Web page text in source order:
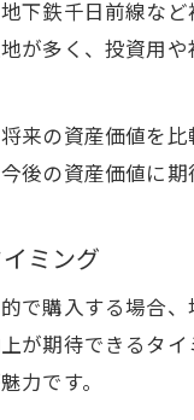
下鉄千日前線な
が多く、投資用
来の資産価値を
後の資産価値に
ミング
で購入する場合
が期待できるタ
力です。